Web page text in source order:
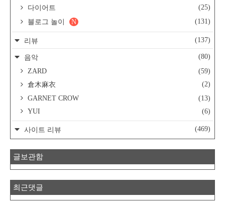
다이어트
(25)
블로그 놀이
(131)
N
리뷰 (137)
음악
(80)
ZARD
(59)
倉木麻衣
(2)
GARNET CROW
(13)
YUI
(6)
사이트 리뷰 (469)
글보관함
최근댓글